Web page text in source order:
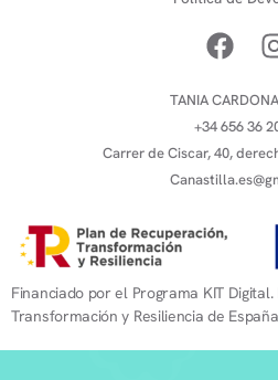
TANIA
+34 656 36
Carrer de Ciscar, 40,
Financiado por el Programa KIT
Transformación y Resiliencia de